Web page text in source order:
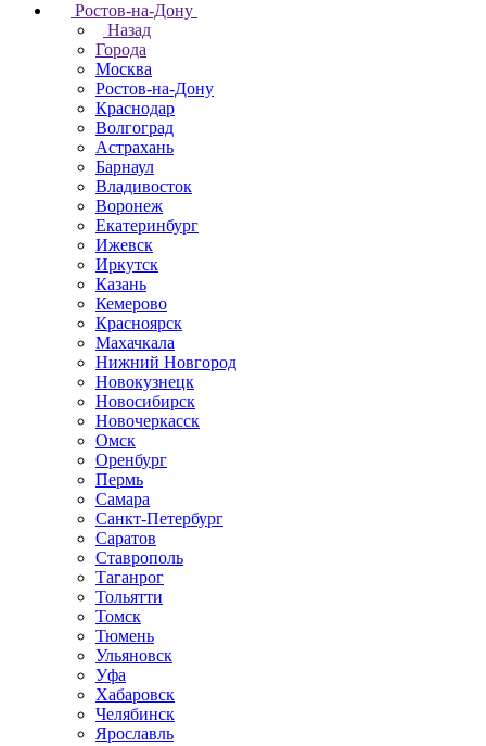
Ростов-на-Дону
Назад
Города
Москва
Ростов-на-Дону
Краснодар
Волгоград
Астрахань
Барнаул
Владивосток
Воронеж
Екатеринбург
Ижевск
Иркутск
Казань
Кемерово
Красноярск
Махачкала
Нижний Новгород
Новокузнецк
Новосибирск
Новочеркаcск
Омск
Оренбург
Пермь
Самара
Санкт-Петербург
Саратов
Ставрополь
Таганрог
Тольятти
Томск
Тюмень
Ульяновск
Уфа
Хабаровск
Челябинск
Ярославль